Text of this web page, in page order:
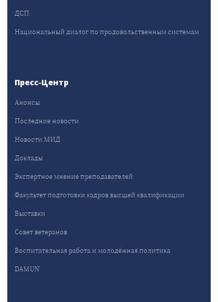
ДСП
Национальный диалог по продовольственным системам
Пресс-Центр
Анонсы
Последние новости
Новости МИД
Доклады
Экспертное мнение преподавателей
Факультет подготовки кадров высшей квалификации
Выставки
Совет ветеранов
Воспитательная работа и молодёжная политика
DAMUN